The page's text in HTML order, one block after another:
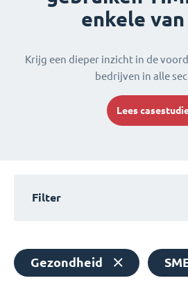
enkele
Krijg een dieper inzicht in de
bedrijven in alle
Lees
Filter
Gezondheid